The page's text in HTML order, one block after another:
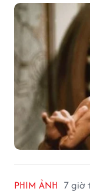
PHIM ẢNH 7 giờ